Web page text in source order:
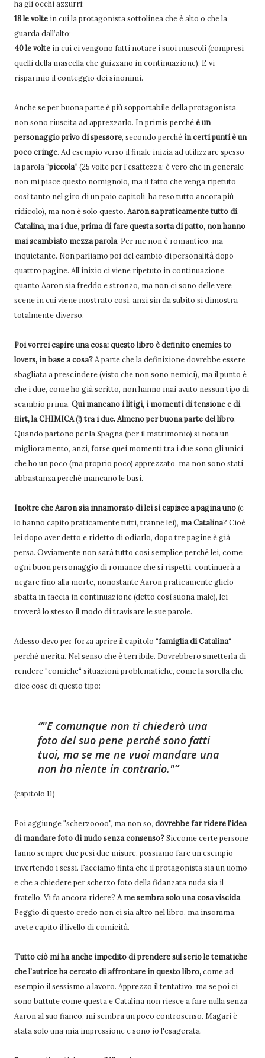
ha gli occhi azzurri;
18 le volte in cui la protagonista sottolinea che è alto o che la
guarda dall’alto;
40 le volte in cui ci vengono fatti notare i suoi muscoli (compresi
quelli della mascella che guizzano in continuazione). E vi
risparmio il conteggio dei sinonimi.
Anche se per buona parte è più sopportabile della protagonista,
non sono riuscita ad apprezzarlo. In primis perchéè un
personaggio privo di spessore, secondo perché in certi punti è un
poco cringe. Ad esempio verso il finale inizia ad utilizzare spesso
la parola “piccola“ (25 volte per l‘esattezza; è vero che in generale
non mi piace questo nomignolo, ma il fatto che venga ripetuto
così tanto nel giro di un paio capitoli, ha reso tutto ancora più
ridicolo), ma non è solo questo. Aaron sa praticamente tutto di
Catalina, ma i due, prima di fare questa sorta di patto, non hanno
mai scambiato mezza parola. Per me non è romantico, ma
inquietante. Non parliamo poi del cambio di personalità dopo
quattro pagine. All’inizio ci viene ripetuto in continuazione
quanto Aaron sia freddo e stronzo, ma non ci sono delle vere
scene in cui viene mostrato così, anzi sin da subito si dimostra
totalmente diverso.
Poi vorrei capire una cosa: questo libro è definito enemies to
lovers, in base a cosa?A parte che la definizione dovrebbe essere
sbagliata a prescindere (visto che non sono nemici), ma il punto è
che i due, come ho già scritto, non hanno mai avuto nessun tipo di
scambio prima. Qui mancano i litigi, i momenti di tensione e di
flirt, la CHIMICA (!) tra i due. Almeno per buona parte del libro.
Quando partono per la Spagna (per il matrimonio) si nota un
miglioramento, anzi, forse quei momenti tra i due sono gli unici
che ho un poco (ma proprio poco) apprezzato, ma non sono stati
abbastanza perché mancano le basi.
Inoltre che Aaron sia innamorato di lei si capisce a pagina uno(e
lo hanno capito praticamente tutti, tranne lei), ma Catalina? Cioè
lei dopo aver detto e ridetto di odiarlo, dopo tre pagine è già
persa. Ovviamente non sarà tutto così semplice perché lei, come
ogni buon personaggio di romance che si rispetti, continuerà a
negare fino alla morte, nonostante Aaron praticamente glielo
sbatta in faccia in continuazione (detto così suona male), lei
troverà lo stesso il modo di travisare le sue parole.
Adesso devo per forza aprire il capitolo “famiglia di Catalina“
perché merita. Nel senso che è terribile. Dovrebbero smetterla di
rendere “comiche“ situazioni problematiche, come la sorella che
dice cose di questo tipo:
"E comunque non ti chiederò una
foto del suo pene perché sono fatti
tuoi, ma se me ne vuoi mandare una
non ho niente in contrario."
(capitolo 11)
Poi aggiunge "scherzoooo", ma non so, dovrebbe far ridere l‘idea
di mandare foto di nudo senza consenso?Siccome certe persone
fanno sempre due pesi due misure, possiamo fare un esempio
invertendo i sessi. Facciamo finta che il protagonista sia un uomo
e che a chiedere per scherzo foto della fidanzata nuda sia il
fratello. Vi fa ancora ridere? A me sembra solo una cosa viscida.
Peggio di questo credo non ci sia altro nel libro, ma insomma,
avete capito il livello di comicità.
Tutto ciò mi ha anche impedito di prendere sul serio le tematiche
che l’autrice ha cercato di affrontare in questo libro,come ad
esempio il sessismo a lavoro. Apprezzo il tentativo, ma se poi ci
sono battute come questa e Catalina non riesce a fare nulla senza
Aaron al suo fianco, mi sembra un poco controsenso. Magari è
stata solo una mia impressione e sono io l'esagerata.